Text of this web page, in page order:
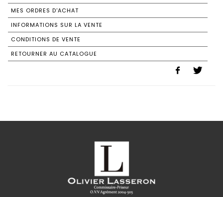
MES ORDRES D'ACHAT
INFORMATIONS SUR LA VENTE
CONDITIONS DE VENTE
RETOURNER AU CATALOGUE